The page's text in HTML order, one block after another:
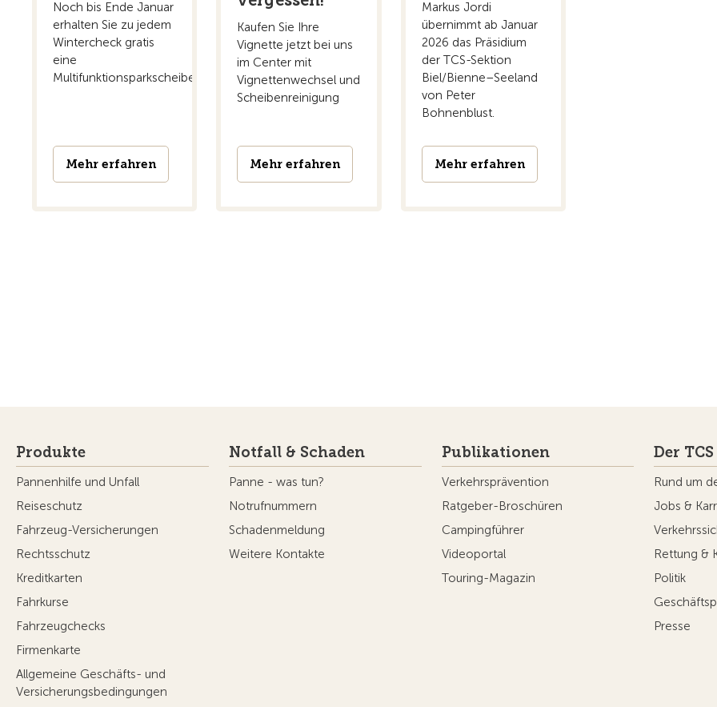
Noch bis Ende Januar
erhalten Sie zu jedem
Wintercheck gratis
eine
Multifunktionsparkscheibe
Mehr erfahren
Kaufen Sie Ihre
Vignette jetzt bei uns
im Center mit
Vignettenwechsel und
Scheibenreinigung
Mehr erfahren
Markus Jordi
übernimmt ab Januar
2026 das Präsidium
der TCS-Sektion
Biel/Bienne–Seeland
von Peter
Bohnenblust.
Mehr erfahren
Produkte
Pannenhilfe und Unfall
Reiseschutz
Fahrzeug-Versicherungen
Rechtsschutz
Kreditkarten
Fahrkurse
Fahrzeugchecks
Firmenkarte
Allgemeine Geschäfts- und
Versicherungsbedingungen
Notfall & Schaden
Panne - was tun?
Notrufnummern
Schadenmeldung
Weitere Kontakte
Publikationen
Verkehrsprävention
Ratgeber-Broschüren
Campingführer
Videoportal
Touring-Magazin
Der TCS
Rund um
Jobs &
Rettung &
Politik
Presse